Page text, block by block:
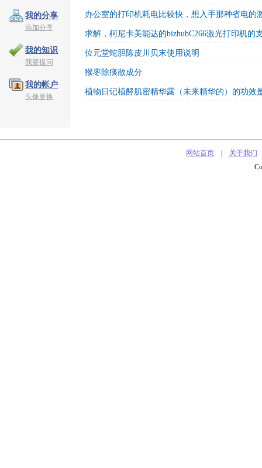
我的分享
添加分享
我的知识
我要提问
我的帐户
头像更换
办公室的打印机耗电比较快，想入手那种省电的
求解，柯尼卡美能达的bizhubC266激光打印机的
位元堂蛇胆陈皮川贝末使用说明
猴枣除痰散成分
植物日记植酵肌密精华露（未来精华的）的功效
网站首页 关于我们